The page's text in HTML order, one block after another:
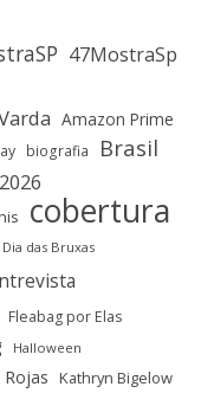
47MostraSp
Amazon Prime
biografia Brasil
cobertura
Dia das Bruxas
Fleabag por Elas
Halloween
Rojas Kathryn Bigelow